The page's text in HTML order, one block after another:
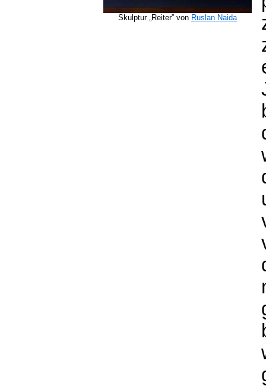
Skulptur „Reiter” von Ruslan Naida